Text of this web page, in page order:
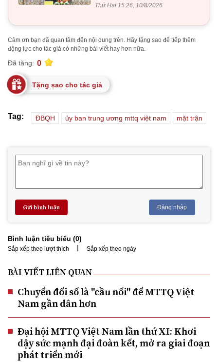
Thứ Hai 15:26, 10/8/2026
Cảm ơn bạn đã quan tâm đến nội dung trên. Hãy tặng sao để tiếp thêm
động lực cho tác giả có những bài viết hay hơn nữa.
Đã tặng: 0
Tặng sao cho tác giả
Tag: ĐBQH ủy ban trung ương mttq việt nam mặt trận
Gửi bình luận Đăng nhập
Bình luận tiêu biểu (0)
Sắp xếp theo lượt thích | Sắp xếp theo ngày
BÀI VIẾT LIÊN QUAN
Chuyển đổi số là "cầu nối" để MTTQ Việt
Nam gần dân hơn
Đại hội MTTQ Việt Nam lần thứ XI: Khơi
dậy sức mạnh đại đoàn kết, mở ra giai đoạn
phát triển mới